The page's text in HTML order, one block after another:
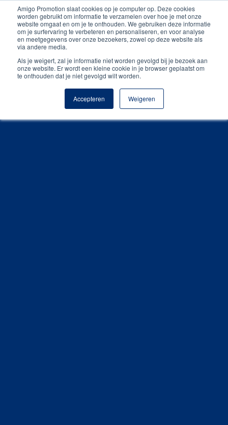
Amigo Promotion slaat cookies op je computer op. Deze cookies
worden gebruikt om informatie te verzamelen over hoe je met onze
website omgaat en om je te onthouden. We gebruiken deze informatie
om je surfervaring te verbeteren en personaliseren, en voor analyse
en meetgegevens over onze bezoekers, zowel op deze website als
via andere media.
Als je weigert, zal je informatie niet worden gevolgd bij je bezoek aan
onze website. Er wordt een kleine cookie in je browser geplaatst om
te onthouden dat je niet gevolgd wilt worden.
Accepteren Weigeren
Persoonlijk contact
Unieke producten